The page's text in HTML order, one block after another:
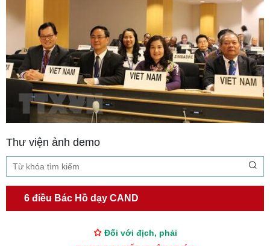
Thư viện ảnh demo
6 điều Bác Hồ dạy CAND
NGƯỜI CÔNG AN CÁCH MỆNH LÀ:
Đối với tự mình, phải
CẦN, KIỆM, LIÊM, CHÍNH
Đối với đồng sự, phải
THÂN ÁI GIÚP ĐỠ
Đối với chính phủ, phải
Đối với nhân dân, phải
CƯƠNG QUYẾT, KHÔN KHÉO